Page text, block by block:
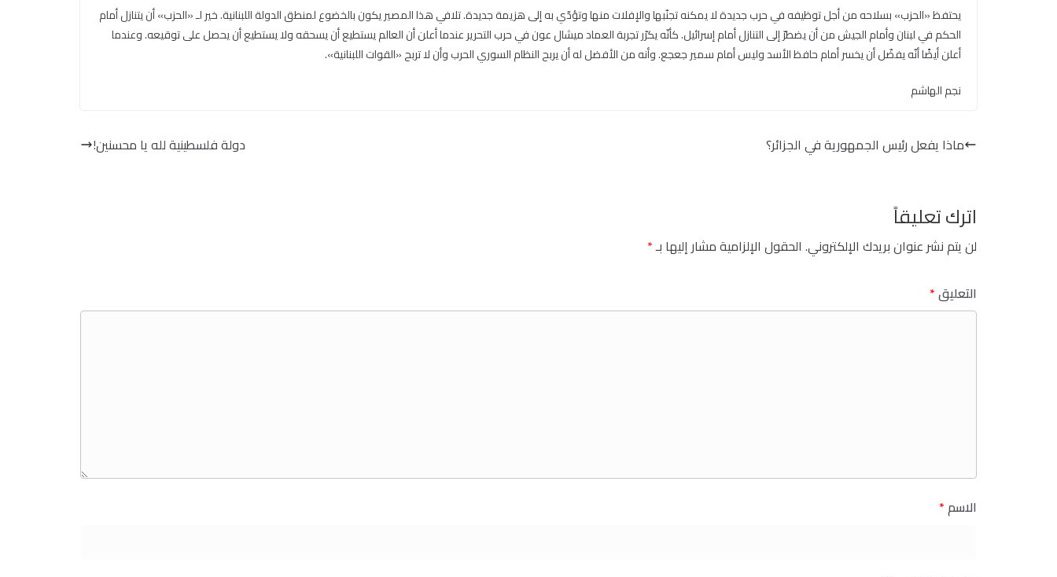
يحتفظ «الحزب» بسلاحه من أجل توظيفه في حرب جديدة لا يمكنه تجنّبها والإفلات منها وتؤدّي به إلى هزيمة جديدة. تلافي هذا المصير يكون بالخضوع لمنطق الدولة اللبنانية. خير لـ «الحزب» أن يتنازل أمام
الحكم في لبنان وأمام الجيش من أن يضطرّ إلى التنازل أمام إسرائيل. كأنّه يكرّر تجربة العماد ميشال عون في حرب التحرير عندما أعلن أن العالم يستطيع أن يسحقه ولا يستطيع أن يحصل على توقيعه. وعندما
أعلن أيضًا أنّه يفضّل أن يخسر أمام حافظ الأسد وليس أمام سمير جعجع. وأنه من الأفضل له أن يربح النظام السوري الحرب وأن لا تربح «القوات اللبنانية».
نجم الهاشم
ماذا يفعل رئيس الجمهورية في الجزائر؟ دولة فلسطينية لله يا محسنين!
اترك تعليقاً
لن يتم نشر عنوان بريدك الإلكتروني. الحقول الإلزامية مشار إليها بـ*
التعليق*
الاسم*